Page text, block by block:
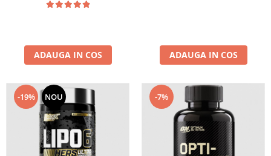
Pro Supps
Raw Nutrition
Revoflex
Rich Piana 5% Nutrition
Scivation
ADAUGA IN COS ADAUGA IN COS
-19% NOU -7%